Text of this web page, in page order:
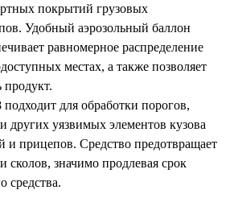
покрытий грузовых
Удобный аэрозольный баллон
равномерное распределение
местах, а также позволяет
продукт.
для обработки порогов,
других уязвимых элементов кузова
и прицепов. Средство предотвращает
сколов, значимо продлевая срок
средства.